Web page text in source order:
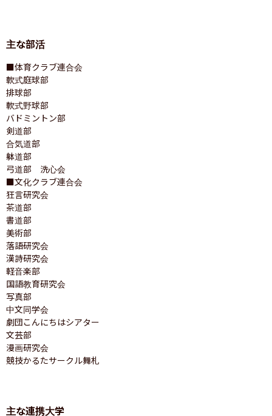
主な部活
■体育クラブ連合会
軟式庭球部
排球部
軟式野球部
バドミントン部
剣道部
合気道部
躰道部
弓道部　洗心会
■文化クラブ連合会
狂言研究会
茶道部
書道部
美術部
落語研究会
漢詩研究会
軽音楽部
国語教育研究会
写真部
中文同学会
劇団こんにちはシアター
文芸部
漫画研究会
競技かるたサークル舞札
主な連携大学